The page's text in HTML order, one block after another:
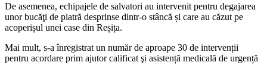
De asemenea, echipajele de salvatori au intervenit pentru degajarea
unor bucăţi de piatră desprinse dintr-o stâncă și care au căzut pe
acoperișul unei case din Reșița.
Mai mult, s-a înregistrat un număr de aproape 30 de intervenții
pentru acordare prim ajutor calificat şi asistență medicală de urgență